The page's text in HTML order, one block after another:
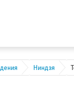
Ниндзя